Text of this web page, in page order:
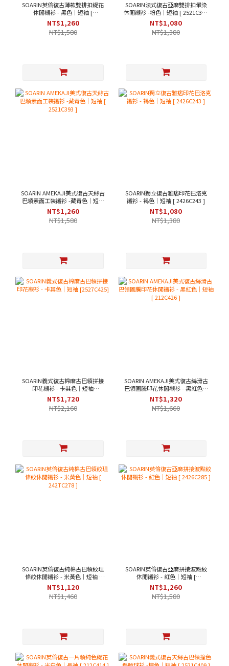
SOARIN英倫復古薄款雙排扣緹花
休閒襯衫 - 黑色｜短袖 [
242TC244/2426C244 ]
NT$1,260
NT$1,580
SOARIN法式復古亞麻雙排扣暈染
休閒襯衫 -粉色｜短袖 [ 2521C367
]
NT$1,080
NT$1,380
SOARIN AMEKAJI美式復古天絲古
巴領素面工裝襯衫 -藏青色｜短袖
[ 2521C393 ]
NT$1,260
NT$1,580
SOARIN獨立復古雅痞印花巴洛克
襯衫 - 褐色｜短袖 [ 2426C243 ]
NT$1,080
NT$1,380
SOARIN義式復古棉麻古巴領拼接
印花襯衫 - 卡其色｜短袖
[2527C425]
NT$1,720
NT$2,160
SOARIN AMEKAJI美式復古絲滑古
巴領圖騰印花休閒襯衫 - 黑紅色｜
短袖 [ 212C426 ]
NT$1,320
NT$1,660
SOARIN英倫復古純棉古巴領紋理
條紋休閒襯衫 - 米黃色｜短袖 [
242TC278 ]
NT$1,120
NT$1,460
SOARIN英倫復古亞麻拼接波點紋
休閒襯衫 - 紅色｜短袖 [
2426C285 ]
NT$1,260
NT$1,580